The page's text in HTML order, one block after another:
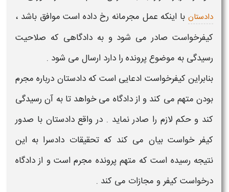
دادستان با اینکه عمل مجرمانه رخ داده است موافق باشد ،
کیفرخواست صادر می شود و به دادگاهی که صلاحیت
رسیدگی به موضوع پرونده را دارد ارسال می شود .
بنابراین کیفرخواست ادعایی است که دادستان درباره مجرم
بودن متهم می کند و از دادگاه می خواهد تا به آن رسیدگی
کند و حکم لازم را صادر نماید . در واقع دادستان با صدور
کیفر خواست بیان می کند که تحقیقات دادسرا به این
نتیجه رسیده است که متهم پرونده مجرم است و از دادگاه
درخواست کیفر و مجازات می کند .